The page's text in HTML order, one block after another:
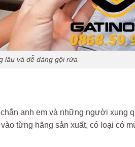
lâu và dễ dàng gội rửa
anh em và những người xung
từng hãng sản xuất, có loại có